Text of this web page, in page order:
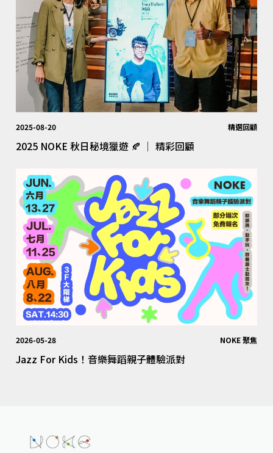
2025-08-20 精選回顧
2025 NOKE 秋日秘境獵遊 🍂 │ 精彩回顧
2026-05-28 NOKE 聚焦
Jazz For Kids！音樂舞蹈親子體驗派對